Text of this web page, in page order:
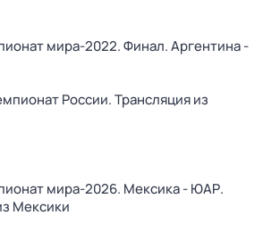
мира-2022. Финал. Аргентина -
России. Трансляция из
мира-2026. Мексика - ЮАР.
Мексики